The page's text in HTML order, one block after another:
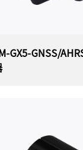
GX5-GNSS/